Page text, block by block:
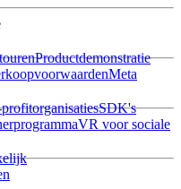
Productdemonstratie
Meta
SDK's
VR voor sociale